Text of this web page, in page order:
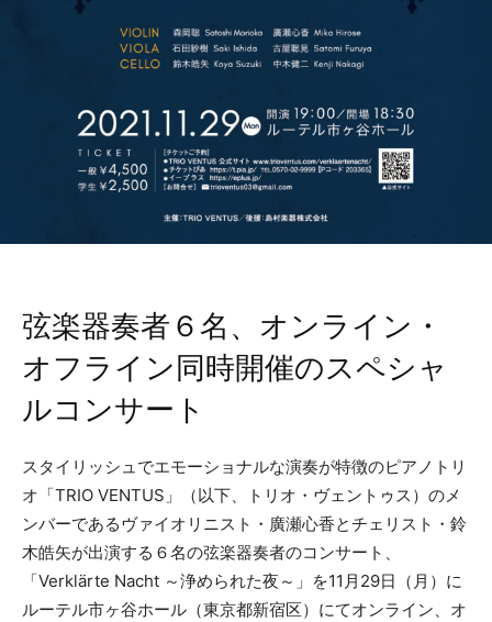
弦楽器奏者６名、オンライン・
オフライン同時開催のスペシャ
ルコンサート
スタイリッシュでエモーショナルな演奏が特徴のピアノトリ
オ「TRIO VENTUS」（以下、トリオ・ヴェントゥス）のメ
ンバーであるヴァイオリニスト・廣瀬心香とチェリスト・鈴
木皓矢が出演する６名の弦楽器奏者のコンサート、
「Verklärte Nacht ～浄められた夜～」を11月29日（月）に
ルーテル市ヶ谷ホール（東京都新宿区）にてオンライン、オ